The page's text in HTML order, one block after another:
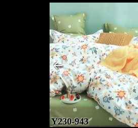
Y230-943